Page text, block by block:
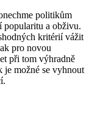
politikům
popularitu a obživu.
kritérií vážit
pro novou
při tom výhradně
je možné se vyhnout